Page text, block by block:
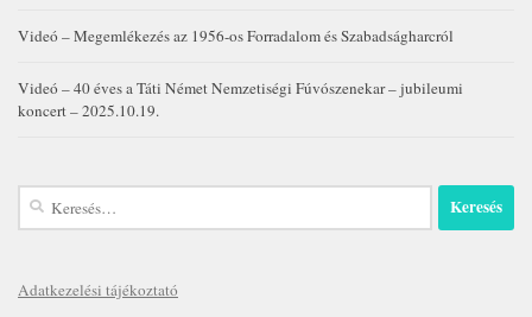
Videó – Megemlékezés az 1956-os Forradalom és Szabadságharcról
Videó – 40 éves a Táti Német Nemzetiségi Fúvószenekar – jubileumi
koncert – 2025.10.19.
Keresés:
Adatkezelési tájékoztató